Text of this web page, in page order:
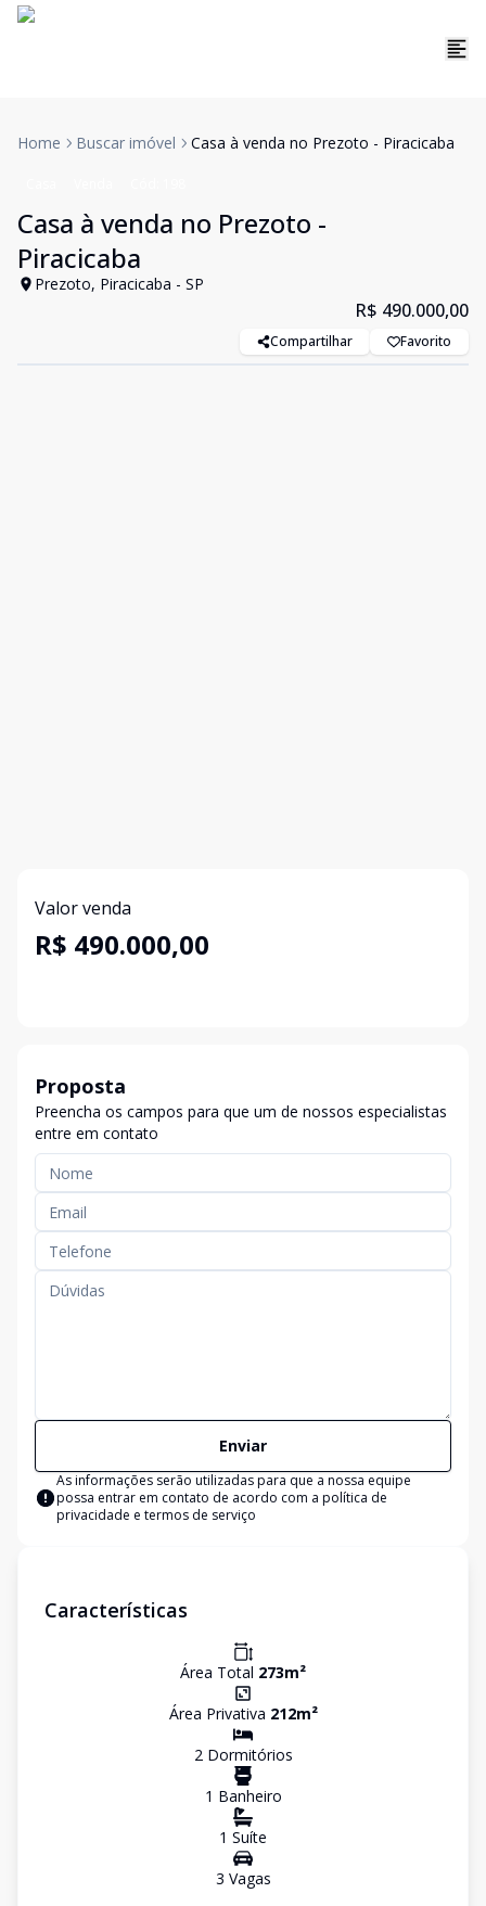
Home Buscar imóvel Casa à venda no Prezoto - Piracicaba
Casa à venda no Prezoto -
Piracicaba
Prezoto, Piracicaba - SP
R$ 490.000,00
Compartilhar Favorito
Valor venda
R$ 490.000,00
Proposta
Preencha os campos para que um de nossos especialistas
entre em contato
Enviar
As informações serão utilizadas para que a nossa equipe
possa entrar em contato de acordo com a política de
privacidade e termos de serviço
Características
Área Total 273m²
Área Privativa 212m²
2Dormitórios
1 Banheiro
1 Suíte
3 Vagas